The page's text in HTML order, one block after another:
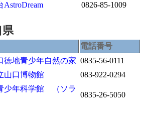
AstroDream
0826-85-1009
県
電話番号
徳地青少年自然の家 0835-56-0111
山口博物館
083-922-0294
少年科学館 （ソラ
0835-26-5050